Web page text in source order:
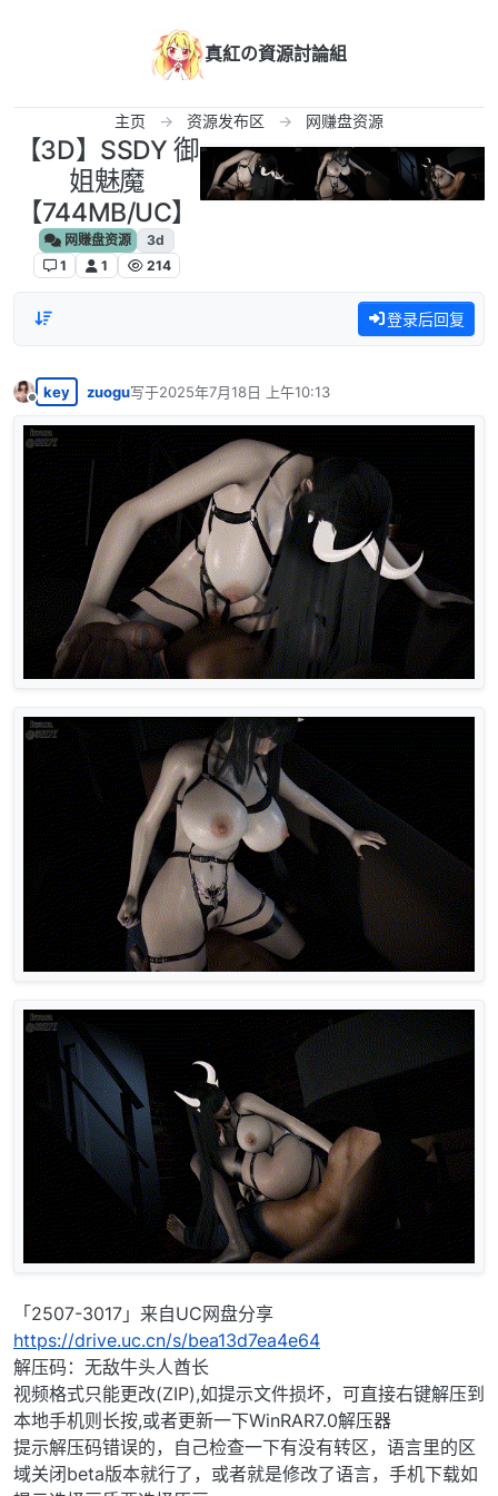
真紅の資源討論組
主页 资源发布区 网赚盘资源
【3D】SSDY 御
姐魅魔
【744MB/UC】
网赚盘资源
3d
1
1 214
登录后回复
离线
key zuogu写于2025年7月18日 上午10:13
最后由 编辑
「2507-3017」来自UC网盘分享
https://drive.uc.cn/s/bea13d7ea4e64
解压码：无敌牛头人酋长
视频格式只能更改(ZIP),如提示文件损坏，可直接右键解压到
本地手机则长按,或者更新一下WinRAR7.0解压器
提示解压码错误的，自己检查一下有没有转区，语言里的区
域关闭beta版本就行了，或者就是修改了语言，手机下载如